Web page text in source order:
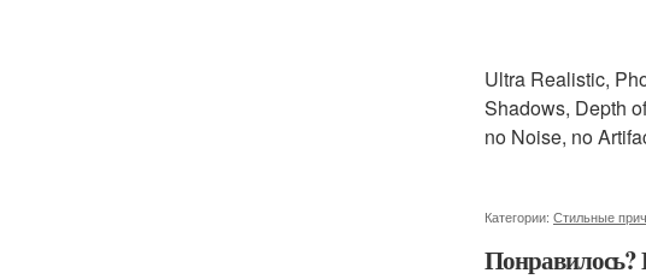
Ultra Realistic,
Shadows, Depth
no Noise, no
Категории: Стильные
Понравилось?